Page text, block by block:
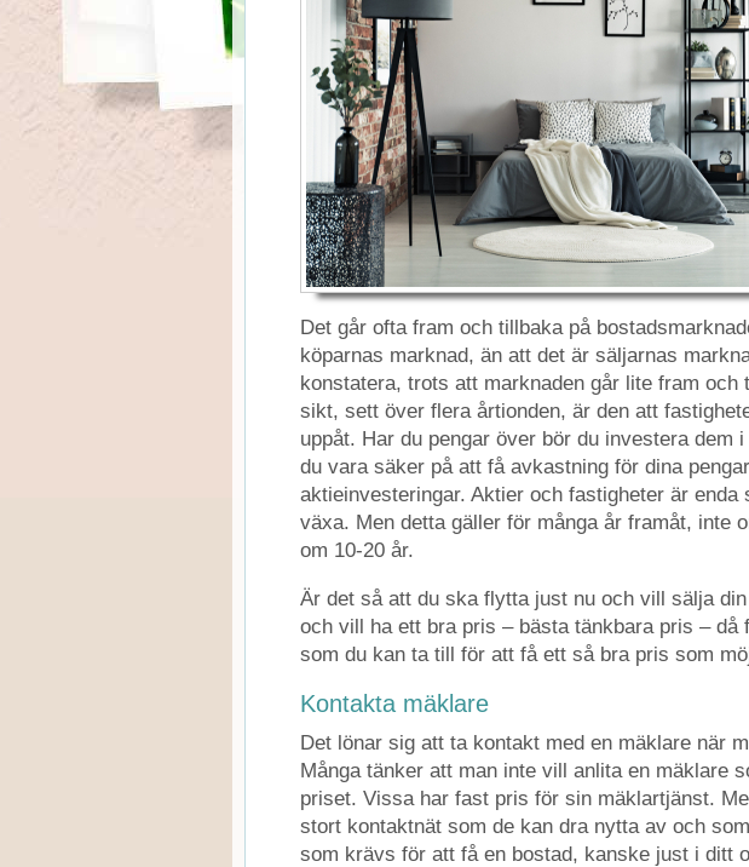
Det går ofta fram och tillbaka på
köparnas marknad, än att det är säljarnas
konstatera, trots att marknaden går lite fram och
sikt, sett över flera årtionden, är den att
uppåt. Har du pengar över bör du investera dem
du vara säker på att få avkastning för dina
aktieinvesteringar. Aktier och fastigheter är enda
växa. Men detta gäller för många år framåt, inte
om 10-20 år.
Är det så att du ska flytta just nu och vill sälja
och vill ha ett bra pris – bästa tänkbara pris – då
som du kan ta till för att få ett så bra pris som
Kontakta mäklare
Det lönar sig att ta kontakt med en mäklare när
Många tänker att man inte vill anlita en mäklare
priset. Vissa har fast pris för sin mäklartjänst.
stort kontaktnät som de kan dra nytta av och
som krävs för att få en bostad, kanske just i ditt